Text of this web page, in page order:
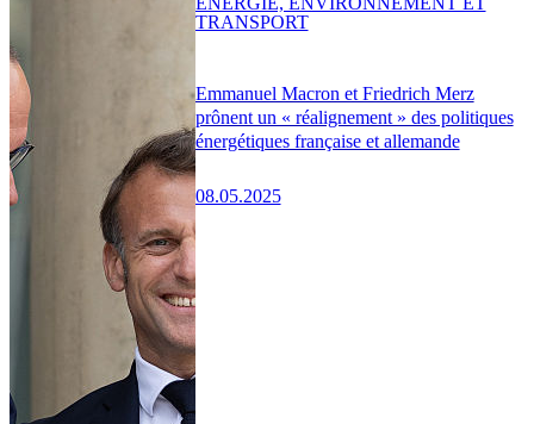
Emmanuel Macron et Friedrich Merz
prônent un « réalignement » des politiques
énergétiques française et allemande
08.05.2025
TRANSPORT